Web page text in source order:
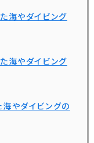
海やダイビング
海やダイビング
やダイビングの